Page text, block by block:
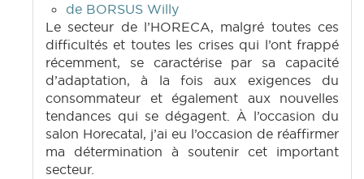
de BORSUS Willy
Le secteur de l’HORECA, malgré toutes ces
difficultés et toutes les crises qui l’ont frappé
récemment, se caractérise par sa capacité
d’adaptation, à la fois aux exigences du
consommateur et également aux nouvelles
tendances qui se dégagent. À l’occasion du
salon Horecatal, j’ai eu l’occasion de réaffirmer
ma détermination à soutenir cet important
secteur.